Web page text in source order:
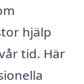
hjälp
tid. Här